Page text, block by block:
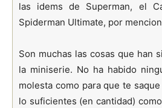
las idems de Superman, el
Spiderman Ultimate, por
Son muchas las cosas que han
la miniserie. No ha habido
molesta como para que te
lo suficientes (en cantidad)